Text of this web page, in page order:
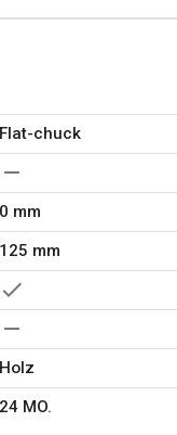
Flat-chuck
0 mm
125 mm
Holz
24 MO.